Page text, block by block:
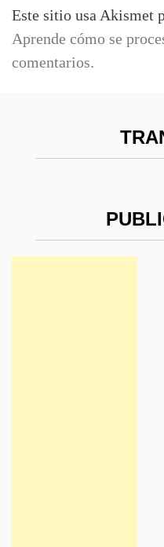
Este sitio usa Akismet
Aprende cómo se
comentarios.